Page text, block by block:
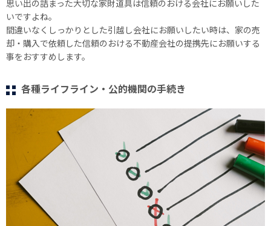
思い出の詰まった大切な家財道具は信頼のおける会社にお願いした
いですよね。
間違いなくしっかりとした引越し会社にお願いしたい時は、家の売
却・購入で依頼した信頼のおける不動産会社の提携先にお願いする
事をおすすめします。
各種ライフライン・公的機関の手続き